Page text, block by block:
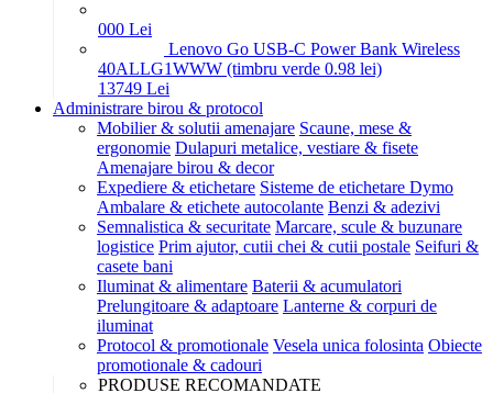
000 Lei
Lenovo Go USB-C Power Bank Wireless
40ALLG1WWW (timbru verde 0.98 lei)
13749 Lei
Administrare birou & protocol
Mobilier & solutii amenajare Scaune, mese &
ergonomie Dulapuri metalice, vestiare & fisete
Amenajare birou & decor
Expediere & etichetare Sisteme de etichetare Dymo
Ambalare & etichete autocolante Benzi & adezivi
Semnalistica & securitate Marcare, scule & buzunare
logistice Prim ajutor, cutii chei & cutii postale Seifuri &
casete bani
Iluminat & alimentare Baterii & acumulatori
Prelungitoare & adaptoare Lanterne & corpuri de
iluminat
Protocol & promotionale Vesela unica folosinta Obiecte
promotionale & cadouri
PRODUSE RECOMANDATE